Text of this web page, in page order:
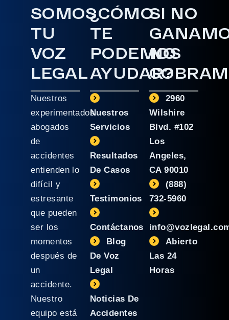
SOMOS
TU
VOZ
LEGAL
Nuestros
experimentados
abogados
de
accidentes
entienden lo
difícil y
estresante
que pueden
ser los
momentos
después de
un
accidente.
Nuestro
equipo está
¿CÓMO
TE
PODEMOS
AYUDAR?
Nuestros
Servicios
Resultados
De Casos
Testimonios
Contáctanos
Blog
De Voz
Legal
Noticias De
Accidentes
SI NO
NO
2960
Wilshire
Blvd. #102
Los
Angeles,
CA 90010
(888)
732-5960
Abierto
Las 24
Horas